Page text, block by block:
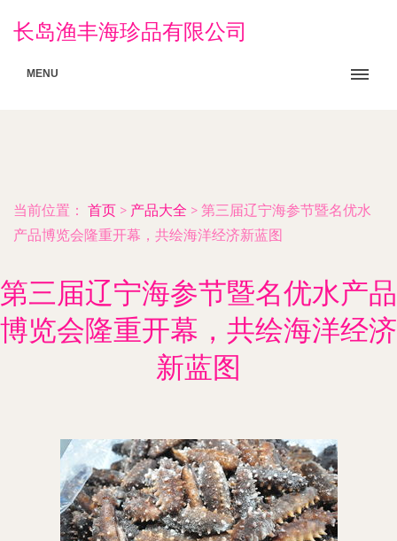
长岛渔丰海珍品有限公司
MENU
当前位置： 首页 > 产品大全 > 第三届辽宁海参节暨名优水
产品博览会隆重开幕，共绘海洋经济新蓝图
第三届辽宁海参节暨名优水产品
博览会隆重开幕，共绘海洋经济
新蓝图